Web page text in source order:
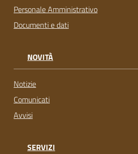
Personale Amministrativo
Documenti e dati
NOVITÀ
Notizie
Comunicati
Avvisi
SERVIZI